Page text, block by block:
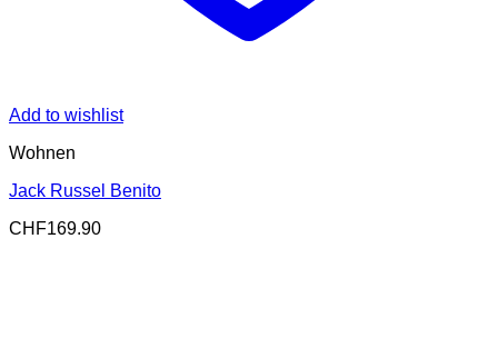
Add to wishlist
Wohnen
Jack Russel Benito
CHF169.90